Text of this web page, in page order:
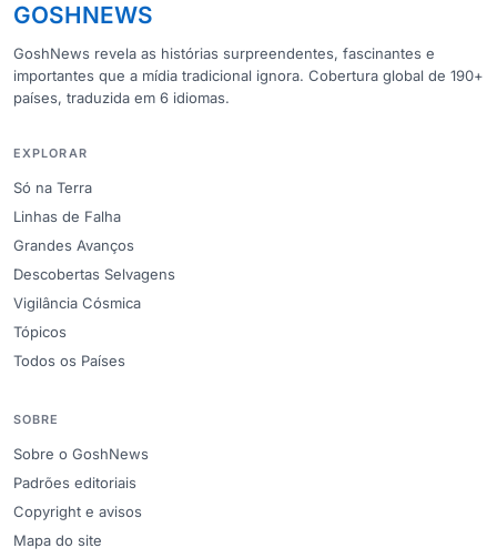
GOSHNEWS
GoshNews revela as histórias surpreendentes, fascinantes e
importantes que a mídia tradicional ignora. Cobertura global de 190+
países, traduzida em 6 idiomas.
EXPLORAR
Só na Terra
Linhas de Falha
Grandes Avanços
Descobertas Selvagens
Vigilância Cósmica
Tópicos
Todos os Países
SOBRE
Sobre o GoshNews
Padrões editoriais
Copyright e avisos
Mapa do site